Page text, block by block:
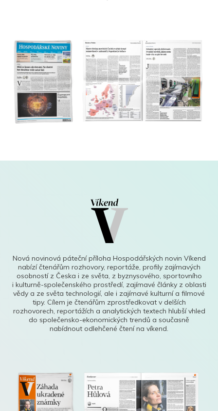
Nová novinová páteční příloha Hospodářských novin Víkend
nabízí čtenářům rozhovory, reportáže, profily zajímavých
osobností z Česka i ze světa, z byznysového, sportovního
i kulturně-společenského prostředí, zajímavé články z oblasti
vědy a ze světa technologií, ale i zajímavé kulturní a filmové
tipy. Cílem je čtenářům zprostředkovat v delších
rozhovorech, reportážích a analytických textech hlubší vhled
do společensko-ekonomických trendů a současně
nabídnout odlehčené čtení na víkend.